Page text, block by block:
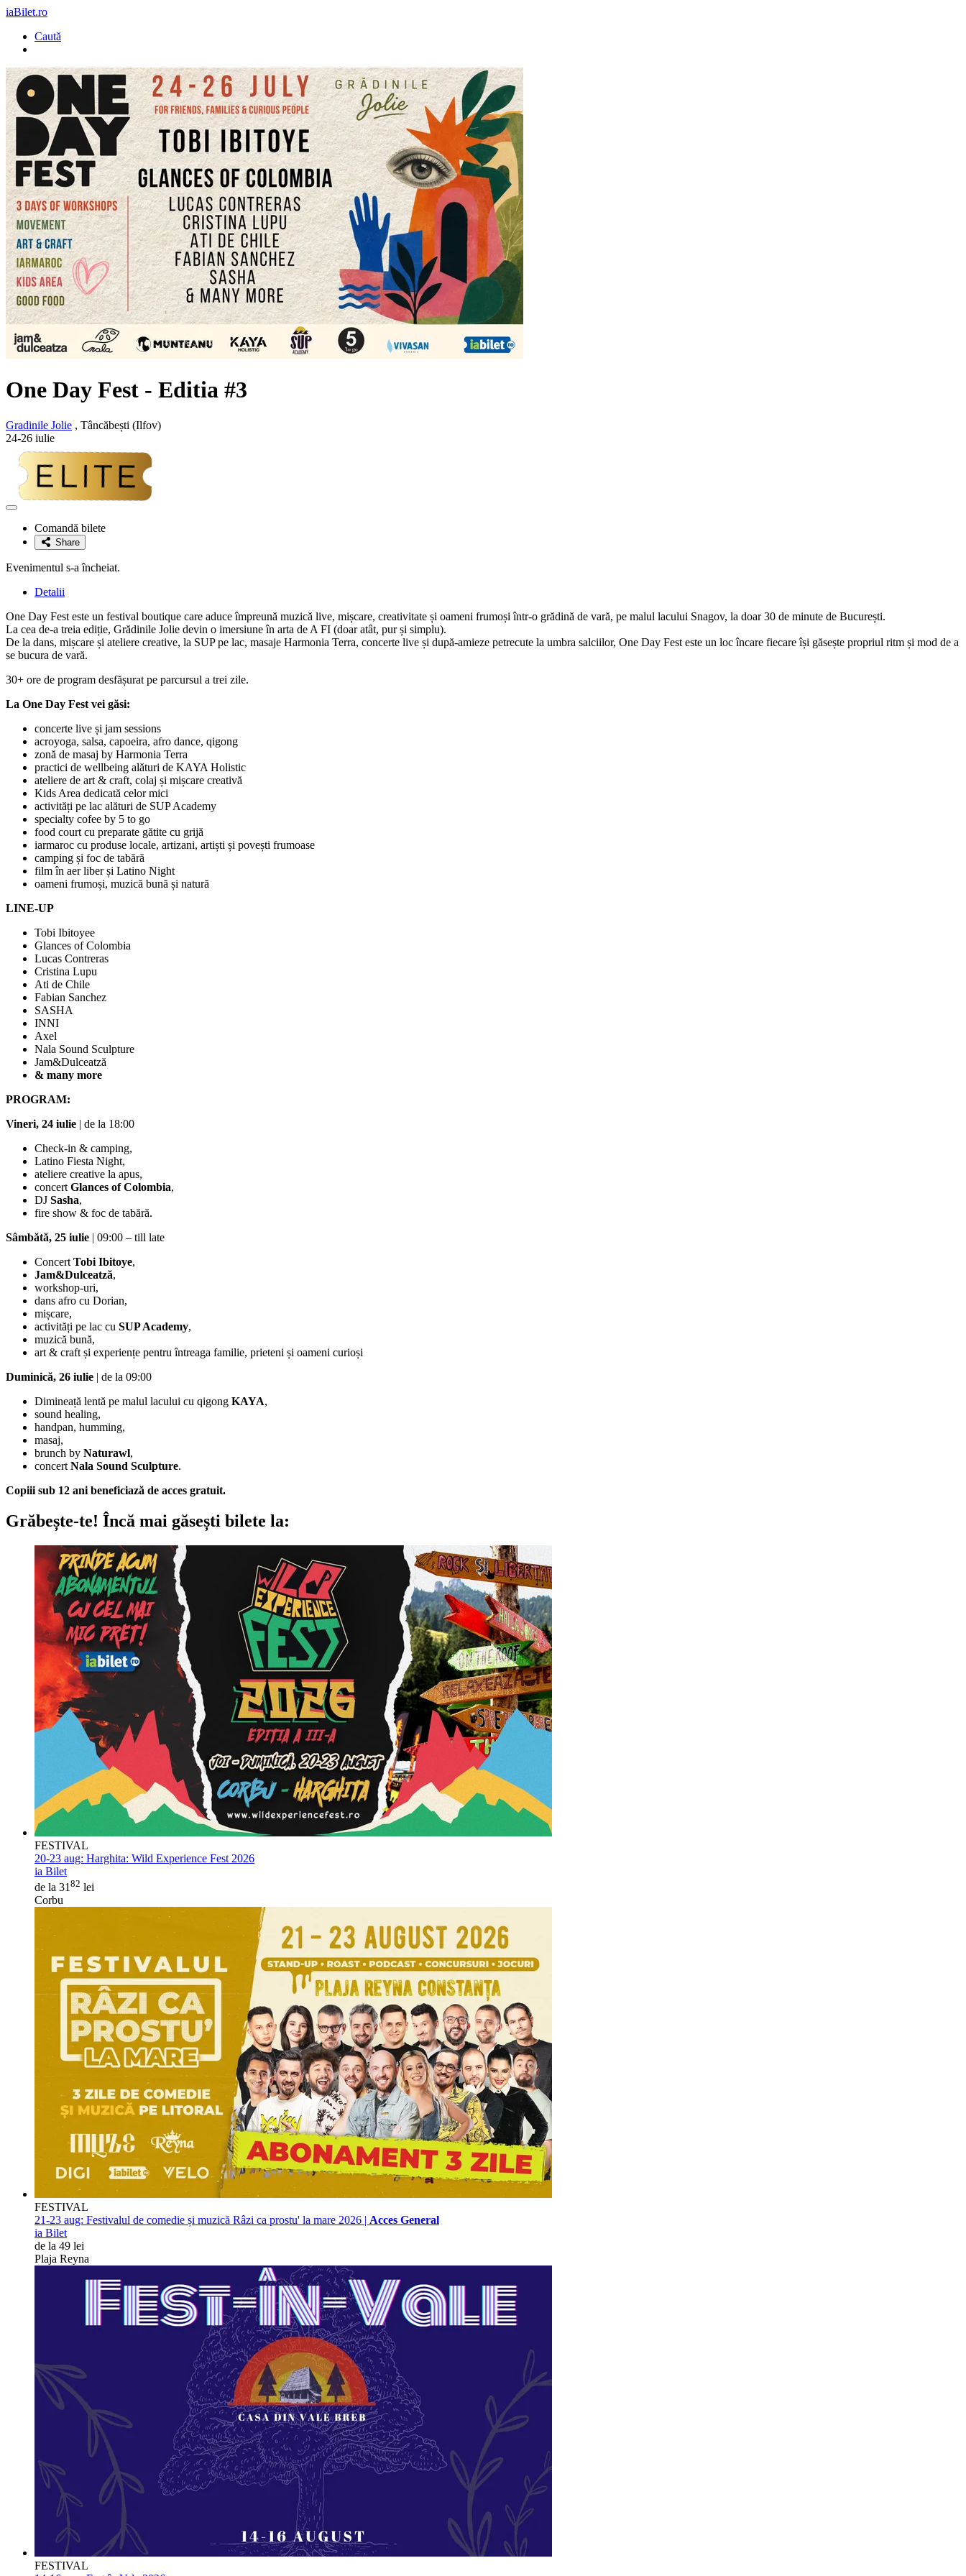
iaBilet.ro
Caută
One Day Fest - Editia #3
Gradinile Jolie , Tâncăbești (Ilfov)
24-26 iulie
Adaugă
favoriteComandă bilete
Share
Evenimentul s-a încheiat.
Detalii
One Day Fest este un festival boutique care aduce împreună muzică live, mișcare, creativitate și oameni frumoși într-o grădină de vară, pe malul lacului Snagov, la doar 30 de minute de București.
La cea de-a treia ediție, Grădinile Jolie devin o imersiune în arta de A FI (doar atât, pur și simplu).
De la dans, mișcare și ateliere creative, la SUP pe lac, masaje Harmonia Terra, concerte live și după-amieze petrecute la umbra salciilor, One Day Fest este un loc încare fiecare își găsește propriul ritm și mod de a
se bucura de vară.
30+ ore de program desfășurat pe parcursul a trei zile.
La One Day Fest vei găsi:
concerte live și jam sessions
acroyoga, salsa, capoeira, afro dance, qigong
zonă de masaj by Harmonia Terra
practici de wellbeing alături de KAYA Holistic
ateliere de art & craft, colaj și mișcare creativă
Kids Area dedicată celor mici
⁠activități pe lac alături de SUP Academy
specialty cofee by 5 to go
food court cu preparate gătite cu grijă
iarmaroc cu produse locale, artizani, artiști și povești frumoase
camping și foc de tabără
film în aer liber și Latino Night
oameni frumoși, muzică bună și natură
LINE-UP
Tobi Ibitoyee
Glances of Colombia
Lucas Contreras
Cristina Lupu
Ati de Chile
Fabian Sanchez
SASHA
INNI
Axel
Nala Sound Sculpture
Jam&Dulceatză
& many more
PROGRAM:
Vineri, 24 iulie | de la 18:00
Check-in & camping,
Latino Fiesta Night,
ateliere creative la apus,
concert Glances of Colombia,
DJ Sasha,
fire show & foc de tabără.
Sâmbătă, 25 iulie | 09:00 – till late
Concert Tobi Ibitoye,
Jam&Dulceatză,
workshop-uri,
dans afro cu Dorian,
mișcare,
activități pe lac cu SUP Academy,
muzică bună,
art & craft și experiențe pentru întreaga familie, prieteni și oameni curioși
Duminică, 26 iulie | de la 09:00
Dimineață lentă pe malul lacului cu qigong KAYA,
sound healing,
handpan, humming,
masaj,
brunch by Naturawl,
concert Nala Sound Sculpture.
Copiii sub 12 ani beneficiază de acces gratuit.
Grăbește-te! Încă mai găsești bilete la:
FESTIVAL
20-23 aug: Harghita: Wild Experience Fest 2026
ia Bilet
de la 31 82 lei
Corbu
FESTIVAL
21-23 aug: Festivalul de comedie și muzică Râzi ca prostu' la mare 2026 | Acces General
ia Bilet
de la 49 lei
Plaja Reyna
FESTIVAL